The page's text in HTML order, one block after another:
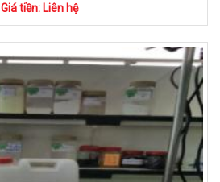
Giá tiền: Liên hệ